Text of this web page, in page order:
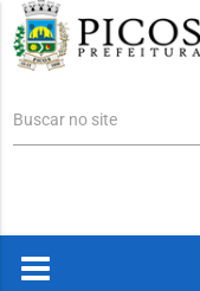
Buscar no site